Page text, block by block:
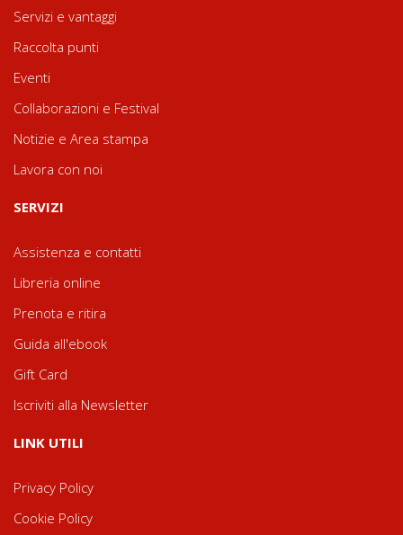
Servizi e vantaggi
Raccolta punti
Eventi
Collaborazioni e Festival
Notizie e Area stampa
Lavora con noi
SERVIZI
Assistenza e contatti
Libreria online
Prenota e ritira
Guida all'ebook
Gift Card
Iscriviti alla Newsletter
LINK UTILI
Privacy Policy
Cookie Policy